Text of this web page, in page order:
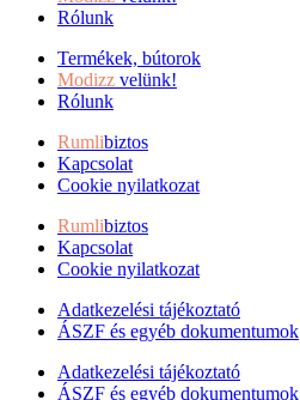
Rólunk
Termékek, bútorok
Modizz velünk!
Rólunk
Rumlibiztos
Kapcsolat
Cookie nyilatkozat
Rumlibiztos
Kapcsolat
Cookie nyilatkozat
Adatkezelési tájékoztató
ÁSZF és egyéb dokumentumok
Adatkezelési tájékoztató
ÁSZF és egyéb dokumentumok